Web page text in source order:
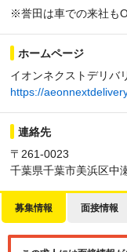
※誉田は車での来社も
ホームページ
イオンネクストデリバ
https://
連絡先
〒261-0023
千葉県千葉市美浜区中
募集情報 面接情報